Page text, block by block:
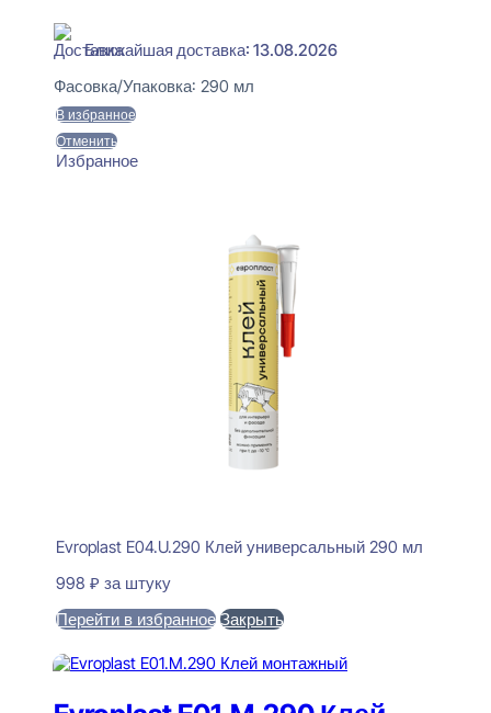
Ближайшая доставка: 13.08.2026
Фасовка/Упаковка: 290 мл
В избранное
Отменить
Избранное
Evroplast E04.U.290 Клей универсальный 290 мл
998 ₽ за штуку
Перейти в избранное Закрыть